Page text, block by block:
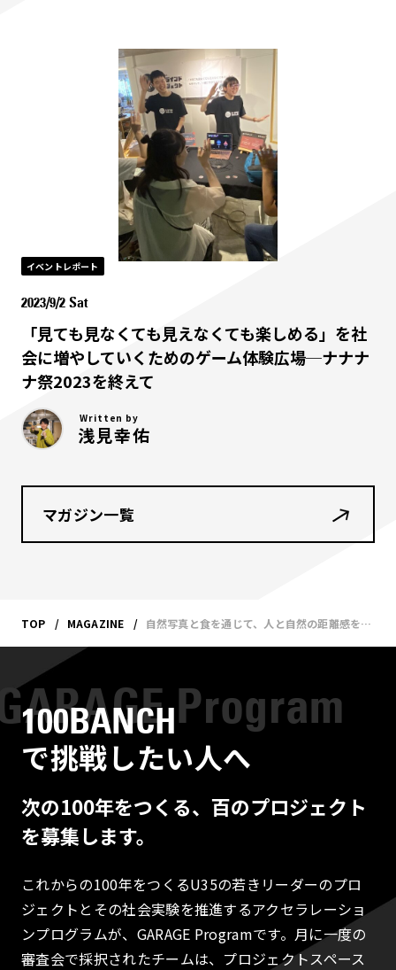
イベントレポート
2023/9/2 Sat
「見ても見なくても見えなくても楽しめる」を社
会に増やしていくためのゲーム体験広場─ナナナ
ナ祭2023を終えて
Written by
浅見幸佑
マガジン一覧
TOP MAGAZINE 自然写真と食を通じて、人と自然の距離感を探求する〜存在する写真 × 旅するstudio&cafe─ナナナナ祭2023を終えて
100BANCH
で挑戦したい人へ
次の100年をつくる、百のプロジェクト
を募集します。
これからの100年をつくるU35の若きリーダーのプロ
ジェクトとその社会実験を推進するアクセラレーショ
ンプログラムが、GARAGE Programです。月に一度の
審査会で採択されたチームは、プロジェクトスペース